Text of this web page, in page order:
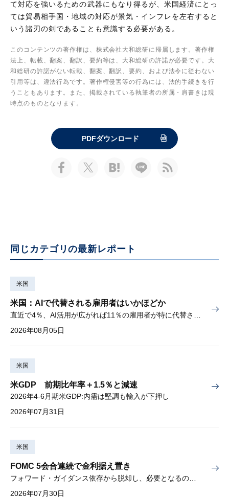
て対応を強いるための武器にもなり得るが、米国経済にとっ
ては貿易相手国・地域の対応が景気・インフレを左右すると
いう諸刃の剣であることも意識する必要がある。
このコンテンツの著作権は、株式会社大和総研に帰属します。著作権
法上、転載、翻案、翻訳、要約等は、大和総研の許諾が必要です。大
和総研の許諾がない転載、翻案、翻訳、要約、および法令に従わない
引用等は、違法行為です。著作権侵害等の行為には、法的手続きを行
うこともあります。また、掲載されている執筆者の所属・肩書きは現
時点のものとなります。
PDFダウンロード
同じカテゴリの最新レポート
米国
米国：AIで代替される雇用者はいかほどか
2026年08月05日
米国
米GDP 前期比年率＋1.5％と減速
2026年4-6月期米GDP:内需は堅調も輸入が下押し
2026年07月31日
米国
FOMC 5会合連続で金利据え置き
2026年07月30日